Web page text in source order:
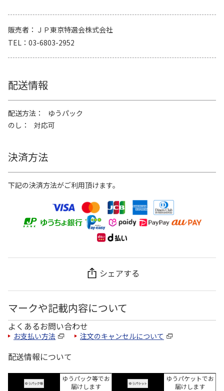
販売者
ＪＰ東京特選会株式会社
TEL
03-6803-2952
配送情報
配送方法
ゆうパック
のし
対応可
決済方法
下記の決済方法がご利用頂けます。
シェアする
マークや記載内容について
よくあるお問い合わせ
お支払い方法 注文のキャンセルについて
配送情報について
ゆうパック等でお
届けします
ゆうパケットでお
届けします